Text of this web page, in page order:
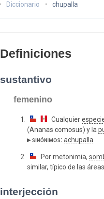
Diccionario chupalla
Definiciones
sustantivo
femenino
Cualquier
(Ananas comosus) y la
▸ sinónimos: achupalla
Por metonimia,
similar, típico de las áreas
interjección